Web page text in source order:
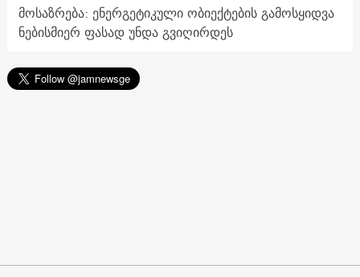
მოსაზრება: ენერგეტიკული ობიექტების გამოსყიდვა
ნებისმიერ ფასად უნდა გვიღირდეს